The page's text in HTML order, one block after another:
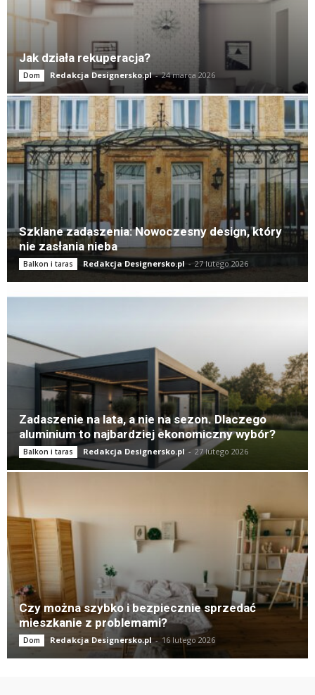
Jak działa rekuperacja?
Dom Redakcja Designersko.pl - 24 marca 2026
Szklane zadaszenia: Nowoczesny design, który
nie zasłania nieba
Balkon i taras Redakcja Designersko.pl - 27 lutego 2026
Zadaszenie na lata, a nie na sezon. Dlaczego
aluminium to najbardziej ekonomiczny wybór?
Balkon i taras Redakcja Designersko.pl - 27 lutego 2026
Czy można szybko i bezpiecznie sprzedać
mieszkanie z problemami?
Dom Redakcja Designersko.pl - 16 lutego 2026